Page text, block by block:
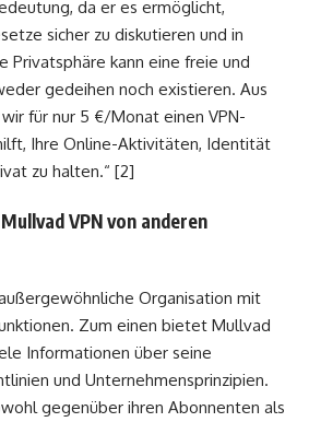
da er es ermöglicht,
sicher zu diskutieren und in
Privatsphäre kann eine freie und
gedeihen noch existieren. Aus
für nur 5 €/Monat einen VPN-
Ihre Online-Aktivitäten, Identität
zu halten.“ [2]
VPN von anderen
Organisation mit
Zum einen bietet Mullvad
Informationen über seine
und Unternehmensprinzipien.
gegenüber ihren Abonnenten als